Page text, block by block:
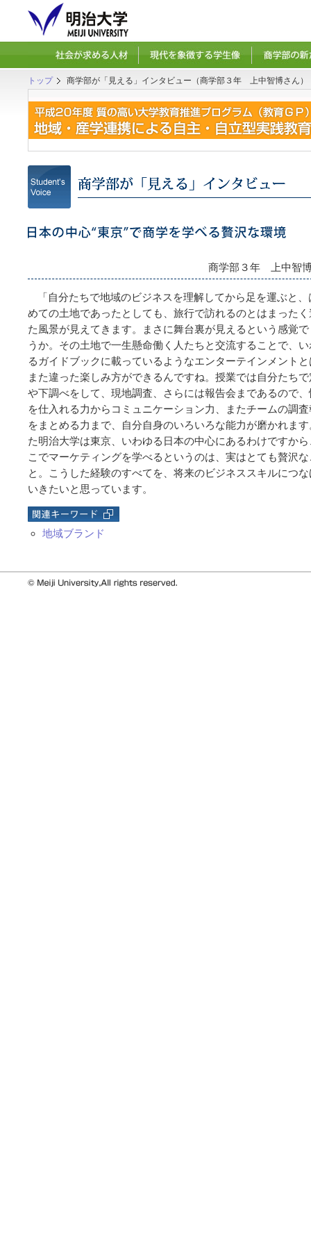
トップ 商学部が「見える」インタビュー（商学部３年 上中智博さん）
商学部３年 上中智
「自分たちで地域のビジネスを理解してから足を運ぶと、
めての土地であったとしても、旅行で訪れるのとはまった
た風景が見えてきます。まさに舞台裏が見えるという感覚
うか。その土地で一生懸命働く人たちと交流することで、
るガイドブックに載っているようなエンターテインメント
また違った楽しみ方ができるんですね。授業では自分たち
や下調べをして、現地調査、さらには報告会まであるので
を仕入れる力からコミュニケーション力、またチームの調
をまとめる力まで、自分自身のいろいろな能力が磨かれま
た明治大学は東京、いわゆる日本の中心にあるわけですか
こでマーケティングを学べるというのは、実はとても贅沢な
と。こうした経験のすべてを、将来のビジネススキルにつ
いきたいと思っています。
地域ブランド